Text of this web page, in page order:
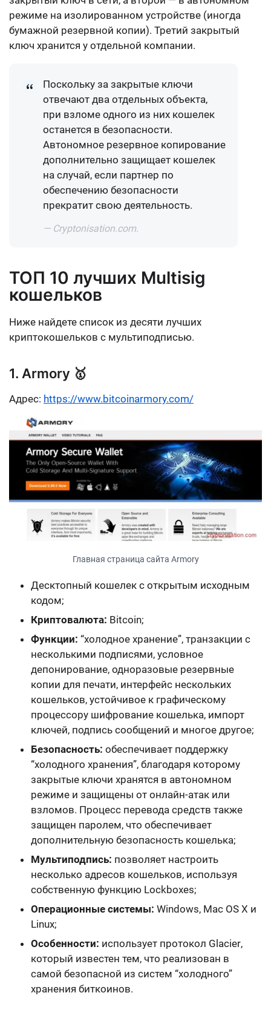
режиме на изолированном устройстве (иногда
бумажной резервной копии). Третий закрытый
ключ хранится у отдельной компании.
Поскольку за закрытые ключи
отвечают два отдельных объекта,
при взломе одного из них кошелек
останется в безопасности.
Автономное резервное копирование
дополнительно защищает кошелек
на случай, если партнер по
обеспечению безопасности
прекратит свою деятельность.
— Cryptonisation.com.
ТОП 10 лучших Multisig
кошельков
Ниже найдете список из десяти лучших
криптокошельков с мультиподписью.
1. Armory 🥇
Адрес: https://www.bitcoinarmory.com/
Главная страница сайта Armory
Десктопный кошелек с открытым исходным
кодом;
Криптовалюта: Bitcoin;
Функции: “холодное хранение”, транзакции с
несколькими подписями, условное
депонирование, одноразовые резервные
копии для печати, интерфейс нескольких
кошельков, устойчивое к графическому
процессору шифрование кошелька, импорт
ключей, подпись сообщений и многое другое;
Безопасность: обеспечивает поддержку
“холодного хранения”, благодаря которому
закрытые ключи хранятся в автономном
режиме и защищены от онлайн-атак или
взломов. Процесс перевода средств также
защищен паролем, что обеспечивает
дополнительную безопасность кошелька;
Мультиподпись: позволяет настроить
несколько адресов кошельков, используя
собственную функцию Lockboxes;
Операционные системы: Windows, Mac OS X и
Linux;
Особенности: использует протокол Glacier,
который известен тем, что реализован в
самой безопасной из систем “холодного”
хранения биткоинов.